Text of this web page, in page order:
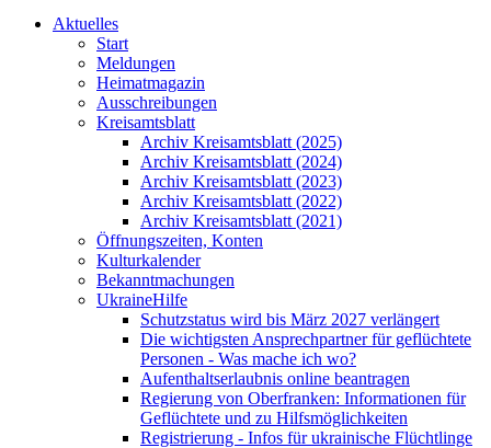
Aktuelles
Start
Meldungen
Heimatmagazin
Ausschreibungen
Kreisamtsblatt
Archiv Kreisamtsblatt (2025)
Archiv Kreisamtsblatt (2024)
Archiv Kreisamtsblatt (2023)
Archiv Kreisamtsblatt (2022)
Archiv Kreisamtsblatt (2021)
Öffnungszeiten, Konten
Kulturkalender
Bekanntmachungen
UkraineHilfe
Schutzstatus wird bis März 2027 verlängert
Die wichtigsten Ansprechpartner für geflüchtete
Personen - Was mache ich wo?
Aufenthaltserlaubnis online beantragen
Regierung von Oberfranken: Informationen für
Geflüchtete und zu Hilfsmöglichkeiten
Registrierung - Infos für ukrainische Flüchtlinge